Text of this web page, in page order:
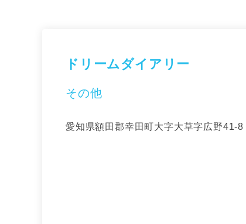
ドリームダイアリー
その他
愛知県額田郡幸田町大字大草字広野41-8